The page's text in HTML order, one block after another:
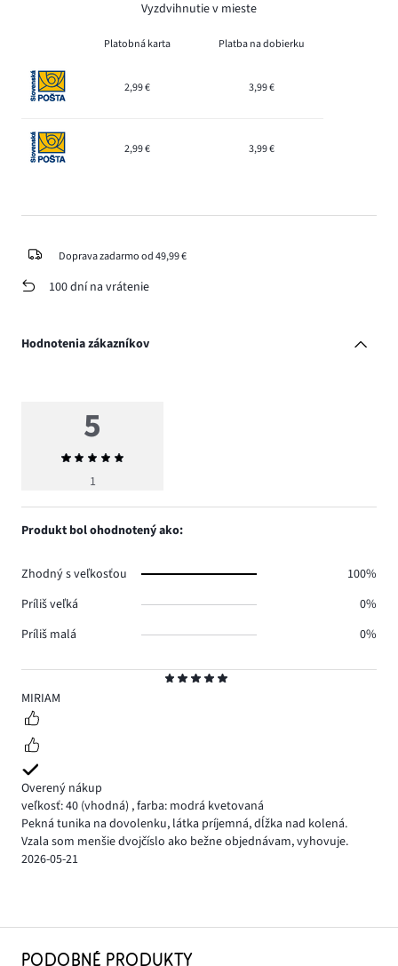
Vyzdvihnutie v mieste
Platobná karta Platba na dobierku
2,99 € 3,99 €
2,99 € 3,99 €
Doprava zadarmo od 49,99 €
100 dní na vrátenie
Hodnotenia zákazníkov
5
MIRIAM
Overený nákup
veľkosť: 40 (vhodná) ,farba: modrá kvetovaná
Pekná tunika na dovolenku, látka príjemná, dĺžka nad kolená.
Vzala som menšie dvojčíslo ako bežne objednávam, vyhovuje.
2026-05-21
5
Priemerné
hodnotenie
1
Produkt bol ohodnotený ako:
Zhodný s veľkosťou
100%
Príliš veľká
0%
Príliš malá
0%
PODOBNÉ PRODUKTY